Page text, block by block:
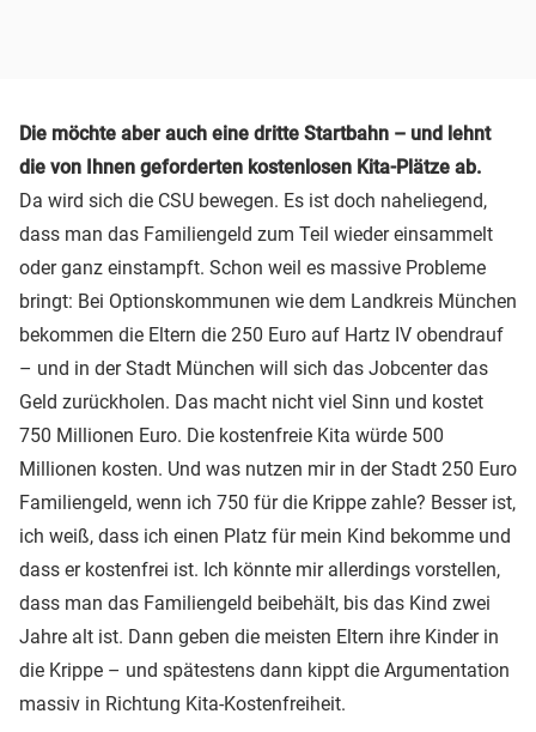
Die möchte aber auch eine dritte Startbahn – und lehnt
die von Ihnen geforderten kostenlosen Kita-Plätze ab.
Da wird sich die CSU bewegen. Es ist doch naheliegend,
dass man das Familiengeld zum Teil wieder einsammelt
oder ganz einstampft. Schon weil es massive Probleme
bringt: Bei Optionskommunen wie dem Landkreis München
bekommen die Eltern die 250 Euro auf Hartz IV obendrauf
– und in der Stadt München will sich das Jobcenter das
Geld zurückholen. Das macht nicht viel Sinn und kostet
750 Millionen Euro. Die kostenfreie Kita würde 500
Millionen kosten. Und was nutzen mir in der Stadt 250 Euro
Familiengeld, wenn ich 750 für die Krippe zahle? Besser ist,
ich weiß, dass ich einen Platz für mein Kind bekomme und
dass er kostenfrei ist. Ich könnte mir allerdings vorstellen,
dass man das Familiengeld beibehält, bis das Kind zwei
Jahre alt ist. Dann geben die meisten Eltern ihre Kinder in
die Krippe – und spätestens dann kippt die Argumentation
massiv in Richtung Kita-Kostenfreiheit.